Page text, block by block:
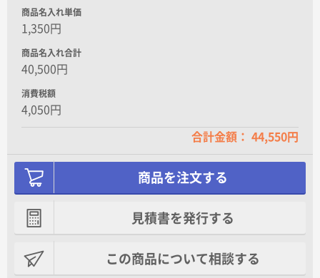
商品名入れ単価
1,350円
商品名入れ合計
40,500円
消費税額
4,050円
合計金額： 44,550円
商品を注文する
見積書を発行する
この商品について相談する